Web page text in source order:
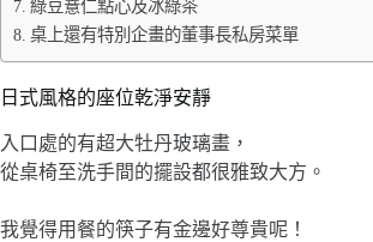
綠豆薏仁點心及冰綠茶
桌上還有特別企畫的董事長私房菜單
日式風格的座位乾淨安靜
入口處的有超大牡丹玻璃畫，
從桌椅至洗手間的擺設都很雅致大方。
我覺得用餐的筷子有金邊好尊貴呢！